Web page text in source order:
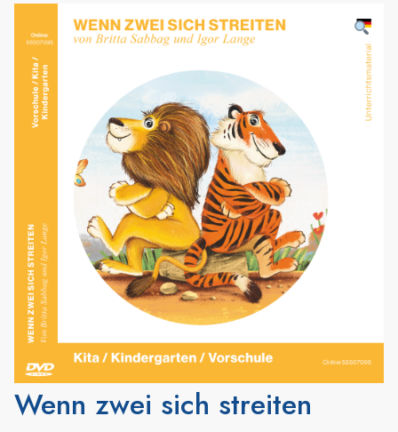
Wenn zwei sich streiten